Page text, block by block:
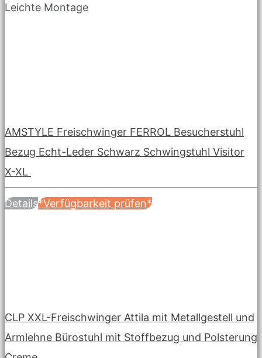
Leichte Montage
AMSTYLE Freischwinger FERROL Besucherstuhl
Bezug Echt-Leder Schwarz Schwingstuhl Visitor
X-XL
Details*Verfügbarkeit prüfen*
CLP XXL-Freischwinger Attila mit Metallgestell und
Armlehne Bürostuhl mit Stoffbezug und Polsterung